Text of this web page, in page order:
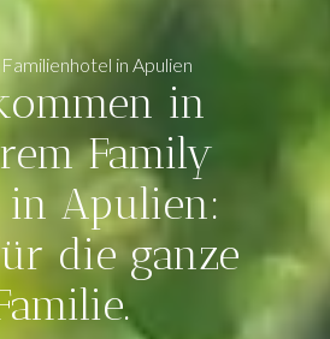
Familienhotel in Apulien
in
Family
in Apulien:
die ganze